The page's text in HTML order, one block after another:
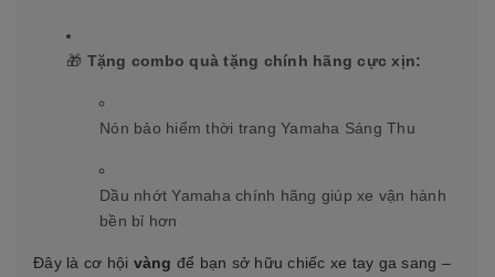
🎁 Tặng combo quà tặng chính hãng cực xịn:
Nón bảo hiểm thời trang Yamaha Sáng Thu
Dầu nhớt Yamaha chính hãng giúp xe vận hành
bền bỉ hơn
Đây là cơ hội vàng để bạn sở hữu chiếc xe tay ga sang –